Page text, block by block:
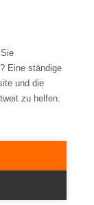
eG
Eine ständige
und die
zu helfen.